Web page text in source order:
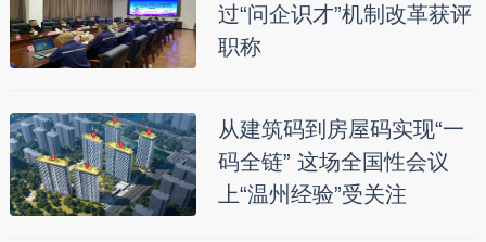
过“问企识才”机制改革获评
职称
从建筑码到房屋码实现“一
码全链” 这场全国性会议
上“温州经验”受关注